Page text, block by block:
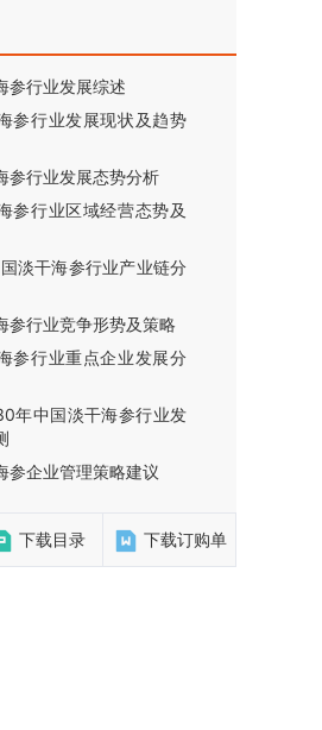
参行业发展综述
参行业发展现状及趋势
参行业发展态势分析
参行业区域经营态势及
淡干海参行业产业链分
参行业竞争形势及策略
参行业重点企业发展分
年中国淡干海参行业发
参企业管理策略建议
下载目录 下载订购单